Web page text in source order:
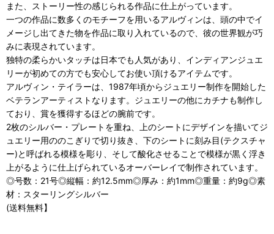
また、ストーリー性の感じられる作品に仕上がっています。
一つの作品に数多くのモチーフを用いるアルヴィンは、頭の中でイ
メージし出てきた物を作品に取り入れているので、彼の世界観が巧
みに表現されています。
独特の柔らかいタッチは日本でも人気があり、インディアンジュエ
リーが初めての方でも安心してお使い頂けるアイテムです。
アルヴィン・テイラーは、1987年頃からジュエリー制作を開始した
ベテランアーティストなります。ジュエリーの他にカチナも制作し
ており、賞を獲得するほどの腕前です。
2枚のシルバー・プレートを重ね、上のシートにデザインを描いてジ
ュエリー用ののこぎりで切り抜き、下のシートに刻み目(テクスチャ
ー)と呼ばれる模様を彫り、そして酸化させることで模様が黒く浮き
上がるように仕上げられているオーバーレイで制作されています。
◎号数：21号◎縦幅：約12.5mm◎厚み：約1mm◎重量：約9g◎素
材：スターリングシルバー
(送料無料】